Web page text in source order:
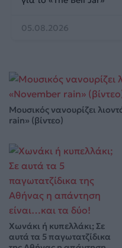
05.08.2026
Μουσικός νανουρίζει
rain» (βίντεο)
Χωνάκι ή κυπελλάκι; Σε
αυτά τα 5 παγωτατζίδικα